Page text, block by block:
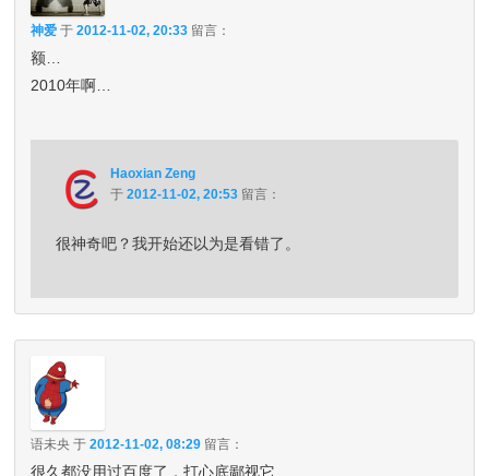
神爱 于2012-11-02, 20:33 留言：
额…
2010年啊…
Haoxian Zeng
于2012-11-02, 20:53 留言：
很神奇吧？我开始还以为是看错了。
语未央 于2012-11-02, 08:29 留言：
很久都没用过百度了，打心底鄙视它